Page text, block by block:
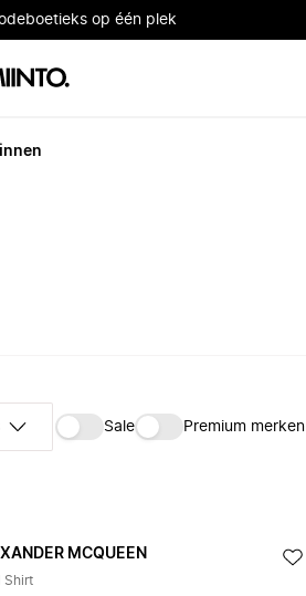
op één plek
Sale Premium merken
MCQUEEN
Shirt